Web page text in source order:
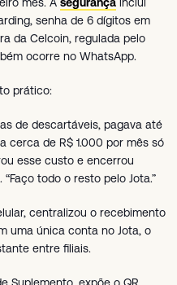
mês. A segurança inclui
senha de 6 dígitos em
da Celcoin, regulada pelo
ocorre no WhatsApp.
prático:
de descartáveis, pagava até
cerca de R$ 1.000 por mês só
esse custo e encerrou
todo o resto pelo Jota.”
centralizou o recebimento
uma única conta no Jota, o
entre filiais.